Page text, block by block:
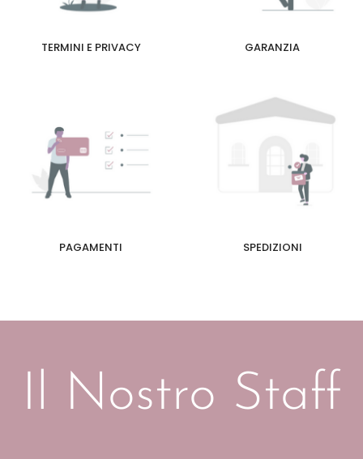
TERMINI E PRIVACY GARANZIA
PAGAMENTI SPEDIZIONI
Il Nostro Staff